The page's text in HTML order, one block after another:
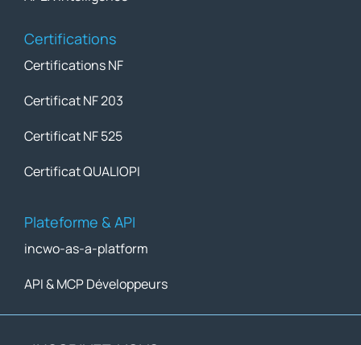
Certifications
Certifications NF
Certificat NF 203
Certificat NF 525
Certificat QUALIOPI
Plateforme & API
incwo-as-a-platform
API & MCP Développeurs